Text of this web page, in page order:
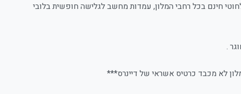
חינם בכל רחבי המלון, עמדות מחשב לגלישה חופשית בלובי
לא מכבד כרטיס אשראי של דיינרס***